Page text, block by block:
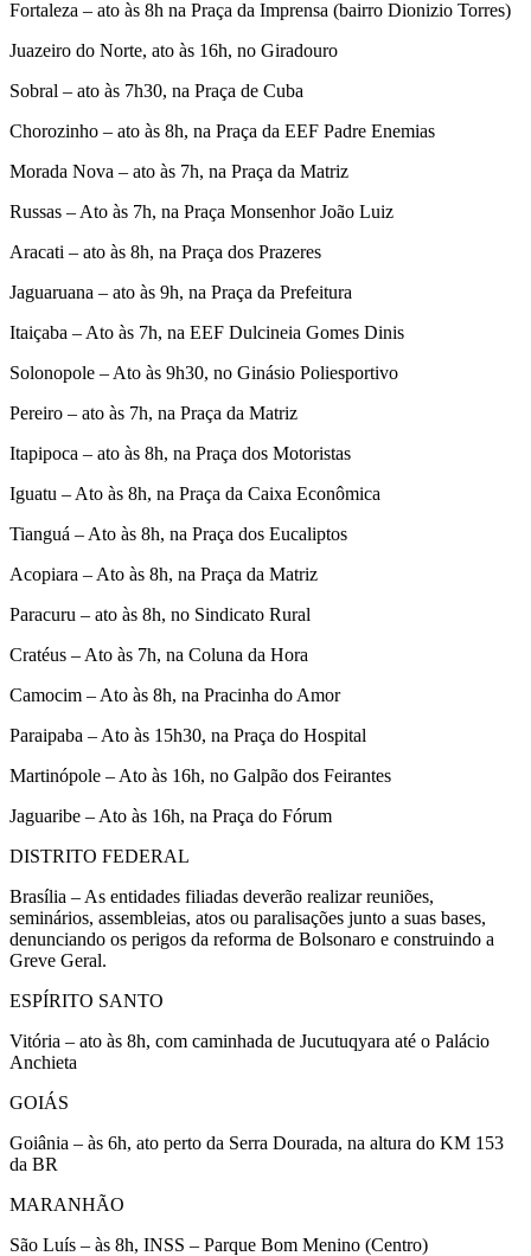
Fortaleza – ato às 8h na Praça da Imprensa (bairro Dionizio Torres)
Juazeiro do Norte, ato às 16h, no Giradouro
Sobral – ato às 7h30, na Praça de Cuba
Chorozinho – ato às 8h, na Praça da EEF Padre Enemias
Morada Nova – ato às 7h, na Praça da Matriz
Russas – Ato às 7h, na Praça Monsenhor João Luiz
Aracati – ato às 8h, na Praça dos Prazeres
Jaguaruana – ato às 9h, na Praça da Prefeitura
Itaiçaba – Ato às 7h, na EEF Dulcineia Gomes Dinis
Solonopole – Ato às 9h30, no Ginásio Poliesportivo
Pereiro – ato às 7h, na Praça da Matriz
Itapipoca – ato às 8h, na Praça dos Motoristas
Iguatu – Ato às 8h, na Praça da Caixa Econômica
Tianguá – Ato às 8h, na Praça dos Eucaliptos
Acopiara – Ato às 8h, na Praça da Matriz
Paracuru – ato às 8h, no Sindicato Rural
Cratéus – Ato às 7h, na Coluna da Hora
Camocim – Ato às 8h, na Pracinha do Amor
Paraipaba – Ato às 15h30, na Praça do Hospital
Martinópole – Ato às 16h, no Galpão dos Feirantes
Jaguaribe – Ato às 16h, na Praça do Fórum
DISTRITO FEDERAL
Brasília – As entidades filiadas deverão realizar reuniões,
seminários, assembleias, atos ou paralisações junto a suas bases,
denunciando os perigos da reforma de Bolsonaro e construindo a
Greve Geral.
ESPÍRITO SANTO
Vitória – ato às 8h, com caminhada de Jucutuqyara até o Palácio
Anchieta
GOIÁS
Goiânia – às 6h, ato perto da Serra Dourada, na altura do KM 153
da BR
MARANHÃO
São Luís – às 8h, INSS – Parque Bom Menino (Centro)